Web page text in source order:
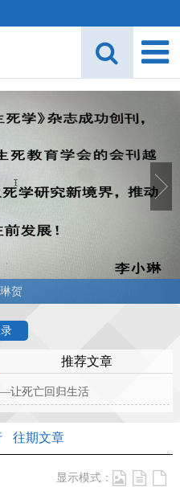
贺
推荐文章
让死亡回归生活
往期文章
显示模式：